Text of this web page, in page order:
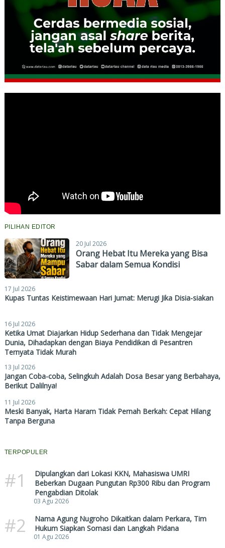
PILIHAN EDITOR
20 Jul 2026
Orang Hebat Itu Mereka yang Bisa
Sabar dalam Semua Kondisi
17 Jul 2026
Kupas Tuntas Keistimewaan Hari Jumat: Merugi Jika Disia-siakan
16 Jul 2026
Ketika Umat Diajarkan Hidup Sederhana dan Tidak Mengejar
Dunia, Dihadapkan dengan Biaya Pendidikan di Pesantren
Ternyata Tidak Murah
13 Jul 2026
Jangan Coba-coba, Selingkuh Adalah Dosa Besar yang Berbahaya,
Berikut Dalilnya!
11 Jul 2026
Meski Banyak, Harta Haram Tidak Pernah Berkah: Cepat Hilang
Tanpa Berguna
TERPOPULER
#1
Dipulangkan dari Lokasi KKN, Mahasiswa UMRI
Beberkan Dugaan Pungutan Rp300 Ribu dan Program
Pengabdian Ditolak
03 Agu 2026
#2
Nama Agung Nugroho Dikaitkan dalam Perkara, Tim
Hukum Siapkan Somasi dan Langkah Pidana
01 Agu 2026